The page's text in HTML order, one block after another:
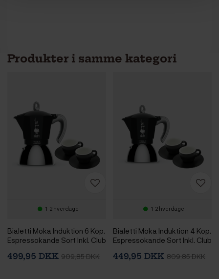
Produkter i samme kategori
1-2 hverdage
Bialetti Moka Induktion 6 Kop.
Espressokande Sort Inkl. Club
Underkop Mat Sort 7 cl 2 Stk
499,95 DKK 909,85 DKK
1-2 hverdage
Bialetti Moka Induktion 4 Kop.
Espressokande Sort Inkl. Club
Underkop Mat Sort 7 cl 2 Stk
449,95 DKK 809,85 DKK